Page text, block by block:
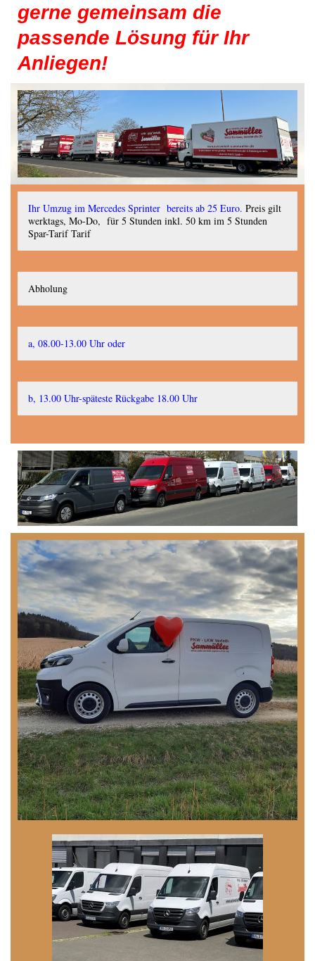
gerne gemeinsam die
passende Lösung für Ihr
Anliegen!
Ihr Umzug im Mercedes Sprinter bereits ab 25 Euro. Preis gilt
werktags, Mo-Do, für 5 Stunden inkl. 50 km im 5 Stunden
Spar-Tarif Tarif
Abholung
a, 08.00-13.00 Uhr oder
b, 13.00 Uhr-späteste Rückgabe 18.00 Uhr